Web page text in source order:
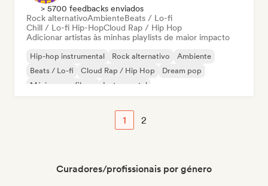
> 5700 feedbacks enviados
Rock alternativoAmbienteBeats / Lo-fi
Chill / Lo-fi Hip-HopCloud Rap / Hip Hop
Adicionar artistas às minhas playlists de maior impacto
Hip-hop instrumental Rock alternativo
Ambiente
Beats / Lo-fi
Cloud Rap / Hip Hop
Dream pop
Música para filmes
Instrumental
1 2
Curadores/profissionais por género